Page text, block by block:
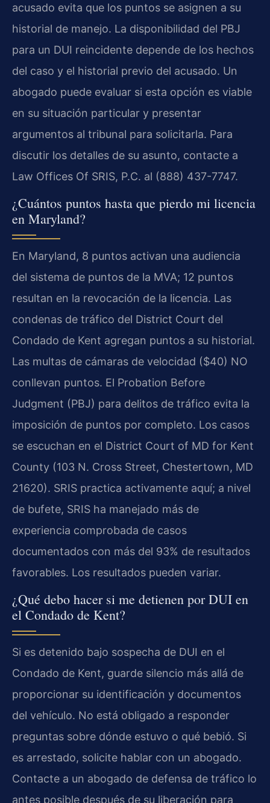
acusado evita que los puntos se asignen a su
historial de manejo. La disponibilidad del PBJ
para un DUI reincidente depende de los hechos
del caso y el historial previo del acusado. Un
abogado puede evaluar si esta opción es viable
en su situación particular y presentar
argumentos al tribunal para solicitarla. Para
discutir los detalles de su asunto, contacte a
Law Offices Of SRIS, P.C. al (888) 437-7747.
¿Cuántos puntos hasta que pierdo mi licencia
en Maryland?
En Maryland, 8 puntos activan una audiencia
del sistema de puntos de la MVA; 12 puntos
resultan en la revocación de la licencia. Las
condenas de tráfico del District Court del
Condado de Kent agregan puntos a su historial.
Las multas de cámaras de velocidad ($40) NO
conllevan puntos. El Probation Before
Judgment (PBJ) para delitos de tráfico evita la
imposición de puntos por completo. Los casos
se escuchan en el District Court of MD for Kent
County (103 N. Cross Street, Chestertown, MD
21620). SRIS practica activamente aquí; a nivel
de bufete, SRIS ha manejado más de
experiencia comprobada de casos
documentados con más del 93% de resultados
favorables. Los resultados pueden variar.
¿Qué debo hacer si me detienen por DUI en
el Condado de Kent?
Si es detenido bajo sospecha de DUI en el
Condado de Kent, guarde silencio más allá de
proporcionar su identificación y documentos
del vehículo. No está obligado a responder
preguntas sobre dónde estuvo o qué bebió. Si
es arrestado, solicite hablar con un abogado.
Contacte a un abogado de defensa de tráfico lo
antes posible después de su liberación para